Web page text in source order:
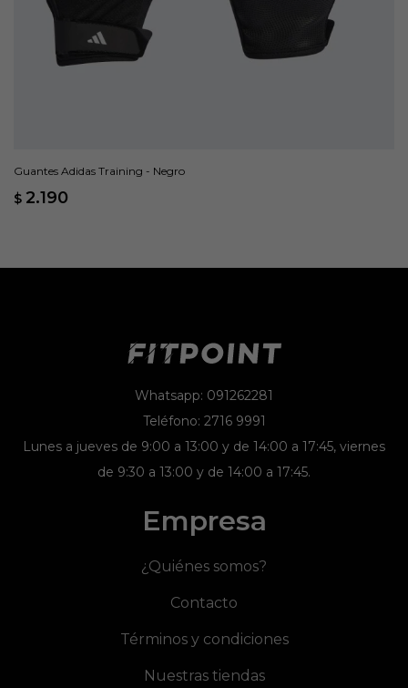
Guantes Adidas Training - Negro
$ 2.190
Whatsapp: 091262281
Teléfono: 2716 9991
Lunes a jueves de 9:00 a 13:00 y de 14:00 a 17:45, viernes
de 9:30 a 13:00 y de 14:00 a 17:45.
Empresa
¿Quiénes somos?
Contacto
Términos y condiciones
Nuestras tiendas